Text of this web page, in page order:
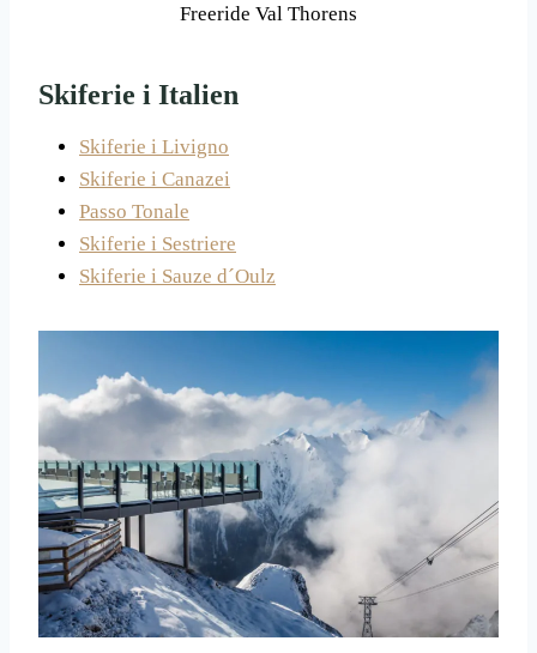
Freeride Val Thorens
Skiferie i Italien
Skiferie i Livigno
Skiferie i Canazei
Passo Tonale
Skiferie i Sestriere
Skiferie i Sauze d´Oulz